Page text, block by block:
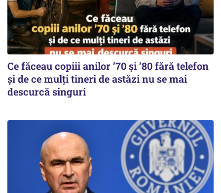
Ce făceau copiii anilor ’70 și ’80 fără telefon
și de ce mulți tineri de astăzi nu se mai
descurcă singuri